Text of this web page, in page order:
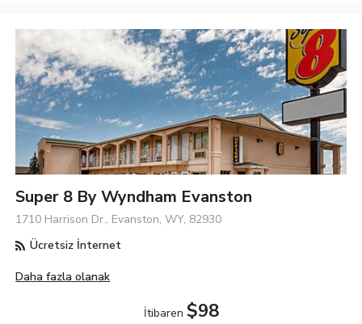
Super 8 By Wyndham Evanston
1710 Harrison Dr., Evanston, WY, 82930
Ücretsiz İnternet
Daha fazla olanak
İtibaren $98